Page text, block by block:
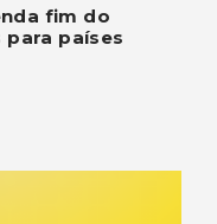
fim do
países